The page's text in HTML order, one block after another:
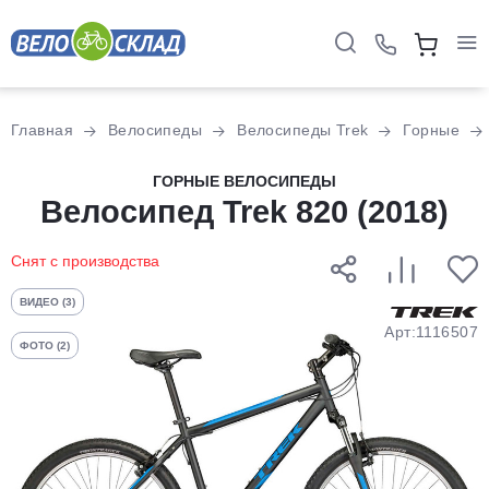
Главная Велосипеды Велосипеды Trek Горные
ГОРНЫЕ ВЕЛОСИПЕДЫ
Велосипед Trek 820 (2018)
Снят с производства
ВИДЕО (3)
ФОТО (2)
Арт:1116507
Разбейте
оплатуна части
без переплат
График платежей